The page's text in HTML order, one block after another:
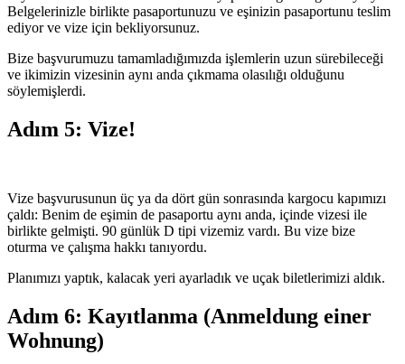
Belgelerinizle birlikte pasaportunuzu ve eşinizin pasaportunu teslim
ediyor ve vize için bekliyorsunuz.
Bize başvurumuzu tamamladığımızda işlemlerin uzun sürebileceği
ve ikimizin vizesinin aynı anda çıkmama olasılığı olduğunu
söylemişlerdi.
Adım 5: Vize!
Vize başvurusunun üç ya da dört gün sonrasında kargocu kapımızı
çaldı: Benim de eşimin de pasaportu aynı anda, içinde vizesi ile
birlikte gelmişti. 90 günlük D tipi vizemiz vardı. Bu vize bize
oturma ve çalışma hakkı tanıyordu.
Planımızı yaptık, kalacak yeri ayarladık ve uçak biletlerimizi aldık.
Adım 6: Kayıtlanma (Anmeldung einer
Wohnung)